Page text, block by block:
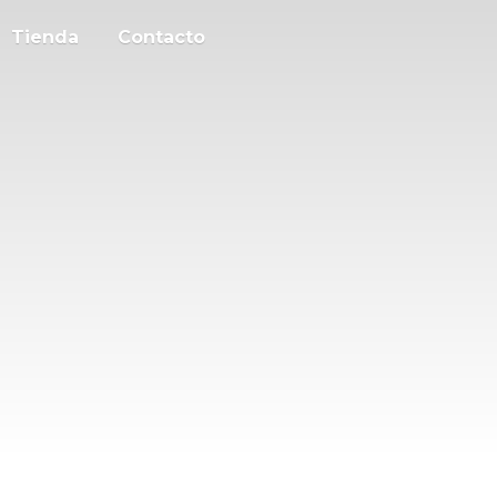
Tienda Contacto